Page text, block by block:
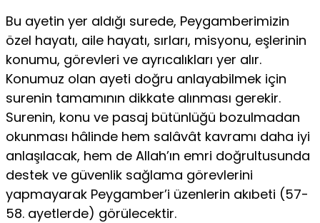
Bu ayetin yer aldığı surede, Peygamberimizin
özel hayatı, aile hayatı, sırları, misyonu, eşlerinin
konumu, görevleri ve ayrıcalıkları yer alır.
Konumuz olan ayeti doğru anlayabilmek için
surenin tamamının dikkate alınması gerekir.
Surenin, konu ve pasaj bütünlüğü bozulmadan
okunması hâlinde hem salâvât kavramı daha iyi
anlaşılacak, hem de Allah’ın emri doğrultusunda
destek ve güvenlik sağlama görevlerini
yapmayarak Peygamber’i üzenlerin akıbeti (57-
58. ayetlerde) görülecektir.